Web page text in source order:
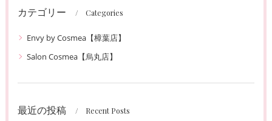
カテゴリー Categories
Envy by Cosmea【樟葉店】
Salon Cosmea【烏丸店】
最近の投稿 Recent Posts